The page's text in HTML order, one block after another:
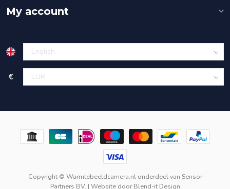
My account
€
Copyright © Warmtebeeldcamera.nl onderdeel van Sensor
Partners BV. | Website doorBlend-it Design